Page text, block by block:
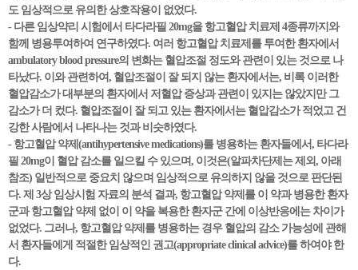
도 임상적으로 유의한 상호작용이 없었다.
- 다른 임상약리 시험에서 타다라필 20mg을 항고혈압 치료제 4종류까지와
함께 병용투여하여 연구하였다. 여러 항고혈압 치료제를 투여한 환자에서
ambulatory blood pressure의 변화는 혈압조절 정도와 관련이 있는 것으로 나
타났다. 이와 관련하여, 혈압조절이 잘 되지 않는 환자에서는, 비록 이러한
혈압감소가 대부분의 환자에서 저혈압 증상과 관련이 있지는 않았지만 그
감소가 더 컸다. 혈압조절이 잘 되고 있는 환자에서는 혈압감소가 적었고 건
강한 사람에서 나타나는 것과 비슷하였다.
- 항고혈압 약제(antihypertensive medications)를 병용하는 환자들에서, 타다라
필 20mg이 혈압 감소를 일으킬 수 있으며, 이것은(알파차단제는 제외, 아래
참조) 일반적으로 중요치 않으며 임상적으로 유의하지 않을 것으로 판단된
다. 제 3상 임상시험 자료의 분석 결과, 항고혈압 약제를 이 약과 병용한 환자
군과 항고혈압 약제 없이 이 약을 복용한 환자군 간에 이상반응에는 차이가
없었다. 그러나, 항고혈압 약제를 병용하는 경우 혈압의 감소 가능성에 관해
서 환자들에게 적절한 임상적인 권고(appropriate clinical advice)를 하여야 한
다.